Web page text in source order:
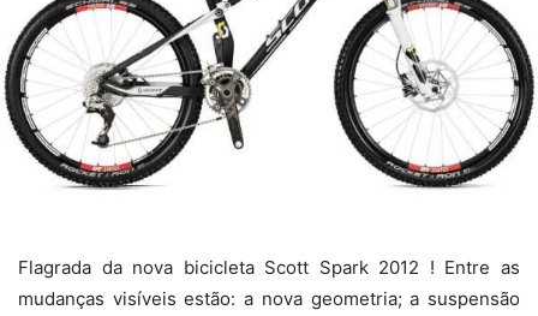
Flagrada da nova bicicleta Scott Spark 2012 ! Entre as
mudanças visíveis estão: a nova geometria; a suspensão